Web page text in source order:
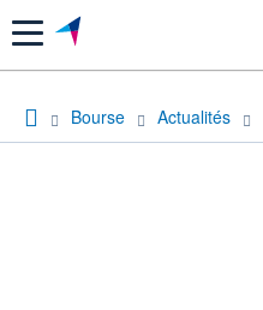
Menu
Bourse Actualités